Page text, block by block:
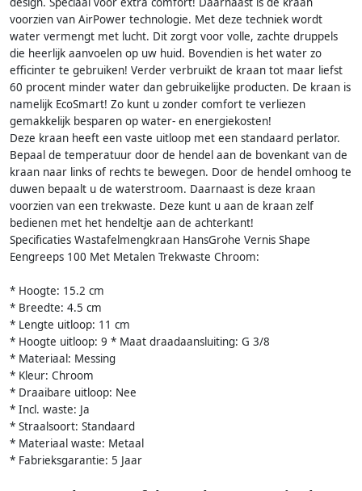
voorzien van AirPower technologie. Met deze techniek wordt
water vermengt met lucht. Dit zorgt voor volle, zachte druppels
die heerlijk aanvoelen op uw huid. Bovendien is het water zo
efficinter te gebruiken! Verder verbruikt de kraan tot maar liefst
60 procent minder water dan gebruikelijke producten. De kraan is
namelijk EcoSmart! Zo kunt u zonder comfort te verliezen
gemakkelijk besparen op water- en energiekosten!
Deze kraan heeft een vaste uitloop met een standaard perlator.
Bepaal de temperatuur door de hendel aan de bovenkant van de
kraan naar links of rechts te bewegen. Door de hendel omhoog te
duwen bepaalt u de waterstroom. Daarnaast is deze kraan
voorzien van een trekwaste. Deze kunt u aan de kraan zelf
bedienen met het hendeltje aan de achterkant!
Specificaties Wastafelmengkraan HansGrohe Vernis Shape
Eengreeps 100 Met Metalen Trekwaste Chroom:
* Hoogte: 15.2 cm
* Breedte: 4.5 cm
* Lengte uitloop: 11 cm
* Hoogte uitloop: 9 * Maat draadaansluiting: G 3/8
* Materiaal: Messing
* Kleur: Chroom
* Draaibare uitloop: Nee
* Incl. waste: Ja
* Straalsoort: Standaard
* Materiaal waste: Metaal
* Fabrieksgarantie: 5 Jaar